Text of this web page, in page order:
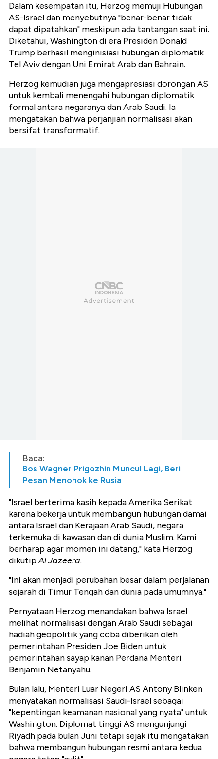
Dalam kesempatan itu, Herzog memuji Hubungan
AS-Israel dan menyebutnya "benar-benar tidak
dapat dipatahkan" meskipun ada tantangan saat ini.
Diketahui, Washington di era Presiden Donald
Trump berhasil menginisiasi hubungan diplomatik
Tel Aviv dengan Uni Emirat Arab dan Bahrain.
Herzog kemudian juga mengapresiasi dorongan AS
untuk kembali menengahi hubungan diplomatik
formal antara negaranya dan Arab Saudi. Ia
mengatakan bahwa perjanjian normalisasi akan
bersifat transformatif.
Baca:
Bos Wagner Prigozhin Muncul Lagi, Beri
Pesan Menohok ke Rusia
"Israel berterima kasih kepada Amerika Serikat
karena bekerja untuk membangun hubungan damai
antara Israel dan Kerajaan Arab Saudi, negara
terkemuka di kawasan dan di dunia Muslim. Kami
berharap agar momen ini datang," kata Herzog
dikutipAl Jazeera.
"Ini akan menjadi perubahan besar dalam perjalanan
sejarah di Timur Tengah dan dunia pada umumnya."
Pernyataan Herzog menandakan bahwa Israel
melihat normalisasi dengan Arab Saudi sebagai
hadiah geopolitik yang coba diberikan oleh
pemerintahan Presiden Joe Biden untuk
pemerintahan sayap kanan Perdana Menteri
Benjamin Netanyahu.
Bulan lalu, Menteri Luar Negeri AS Antony Blinken
menyatakan normalisasi Saudi-Israel sebagai
"kepentingan keamanan nasional yang nyata" untuk
Washington. Diplomat tinggi AS mengunjungi
Riyadh pada bulan Juni tetapi sejak itu mengatakan
bahwa membangun hubungan resmi antara kedua